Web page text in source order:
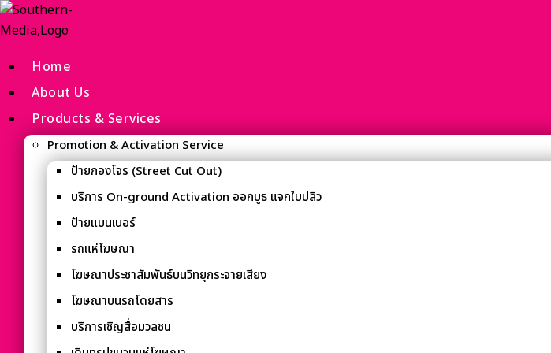
Home
About Us
Products & Services
Promotion & Activation Service
ป้ายกองโจร (Street Cut Out)
บริการ On-ground Activation ออกบูธ แจกใบปลิว
ป้ายแบนเนอร์
รถแห่โฆษณา
โฆษณาประชาสัมพันธ์บนวิทยุกระจายเสียง
โฆษณาบนรถโดยสาร
บริการเชิญสื่อมวลชน